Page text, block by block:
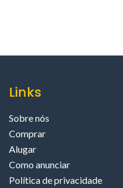
Links
Sobre nós
Comprar
Alugar
Como anunciar
Política de privacidade